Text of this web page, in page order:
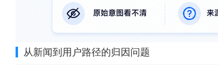
从新闻到用户路径的归因问题